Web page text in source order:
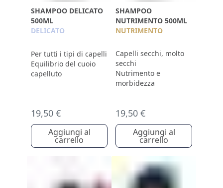
SHAMPOO DELICATO
500ML
DELICATO
Per tutti i tipi di capelli
Equilibrio del cuoio
capelluto
19,50 €
Aggiungi al
carrello
SHAMPOO
NUTRIMENTO 500ML
NUTRIMENTO
Capelli secchi, molto
secchi
Nutrimento e
morbidezza
19,50 €
Aggiungi al
carrello